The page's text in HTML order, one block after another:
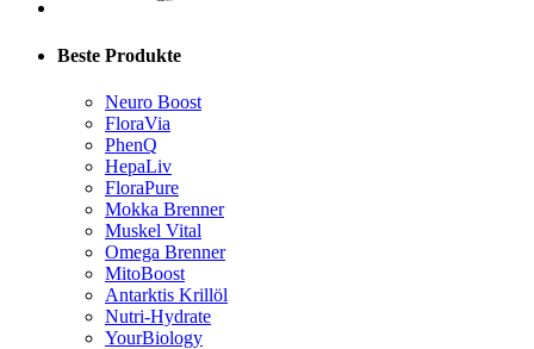
Beste Produkte
Neuro Boost
FloraVia
PhenQ
HepaLiv
FloraPure
Mokka Brenner
Muskel Vital
Omega Brenner
MitoBoost
Antarktis Krillöl
Nutri-Hydrate
YourBiology